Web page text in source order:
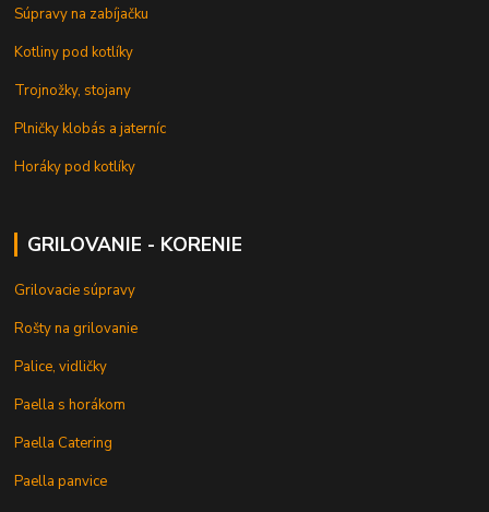
Súpravy na zabíjačku
Kotliny pod kotlíky
Trojnožky, stojany
Plničky klobás a jaterníc
Horáky pod kotlíky
GRILOVANIE - KORENIE
Grilovacie súpravy
Rošty na grilovanie
Palice, vidličky
Paella s horákom
Paella Catering
Paella panvice